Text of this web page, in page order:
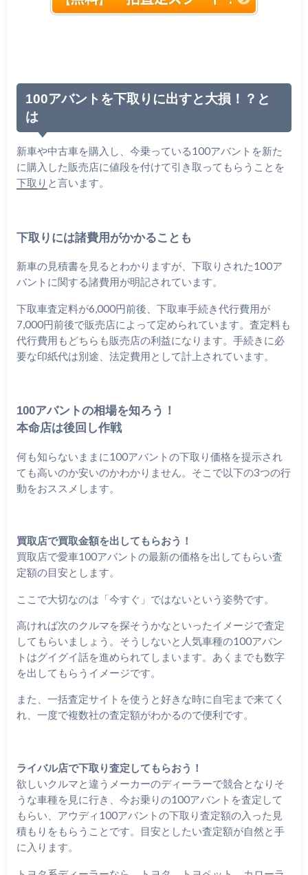
100アバントを下取りに出すと大損！？と
は
新車や中古車を購入し、今乗っている100アバントを新た
に購入した販売店に値段を付けて引き取ってもらうことを
下取り と言います。
下取りには諸費用がかかることも
新車の見積書を見るとわかりますが、下取りされた100ア
バントに関する諸費用が明記されています。
下取車査定料が6,000円前後、下取車手続き代行費用が
7,000円前後で販売店によって定められています。査定料も
代行費用もどちらも販売店の利益になります。手続きに必
要な印紙代は別途、法定費用として計上されています。
100アバントの相場を知ろう！
本命店は後回し作戦
何も知らないままに100アバントの下取り価格を提示され
ても高いのか安いのかわかりません。そこで以下の3つの行
動をおススメします。
買取店で買取金額を出してもらおう！
買取店で愛車100アバントの最新の価格を出してもらい査
定額の目安とします。
ここで大切なのは「今すぐ」ではないという姿勢です。
高ければ次のクルマを探そうかなといったイメージで査定
してもらいましょう。そうしないと人気車種の100アバン
トはグイグイ話を進められてしまいます。あくまでも数字
を出してもらうイメージです。
また、一括査定サイトを使うと好きな時に自宅まで来てく
れ、一度で複数社の査定額がわかるので便利です。
ライバル店で下取り査定してもらおう！
欲しいクルマと違うメーカーのディーラーで競合となりそ
うな車種を見に行き、今お乗りの100アバントを査定して
もらい、アウディ100アバントの下取り査定額の入った見
積もりをもらうことです。目安としたい査定額が自然と手
に入ります。